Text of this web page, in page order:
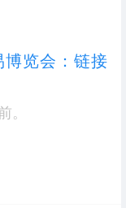
览会：链接
。